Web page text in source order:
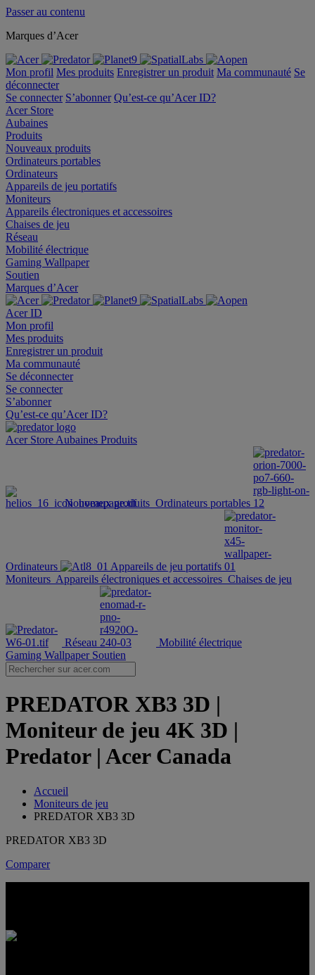
Passer au contenu
Marques d’Acer
Mon profil Mes produits Enregistrer un produit Ma communauté Se
déconnecter
Se connecter S’abonner Qu’est-ce qu’Acer ID?
Acer Store
Aubaines
Produits
Nouveaux produits
Ordinateurs portables
Ordinateurs
Appareils de jeu portatifs
Moniteurs
Appareils électroniques et accessoires
Chaises de jeu
Réseau
Mobilité électrique
Gaming Wallpaper
Soutien
Marques d’Acer
Acer ID
Mon profil
Mes produits
Enregistrer un produit
Ma communauté
Se déconnecter
Se connecter
S’abonner
Qu’est-ce qu’Acer ID?
Acer Store Aubaines Produits
Nouveaux produits Ordinateurs portables
Ordinateurs
Appareils de jeu portatifs
Moniteurs Appareils électroniques et accessoires Chaises de jeu
Réseau
Mobilité électrique
Gaming Wallpaper Soutien
PREDATOR XB3 3D |
Moniteur de jeu 4K 3D |
Predator | Acer Canada
Accueil
Moniteurs de jeu
PREDATOR XB3 3D
PREDATOR XB3 3D
Comparer